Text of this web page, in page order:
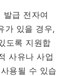
발급 전자여
가 있을 경우,
도록 지원합
사유나 사업
용될 수 있습